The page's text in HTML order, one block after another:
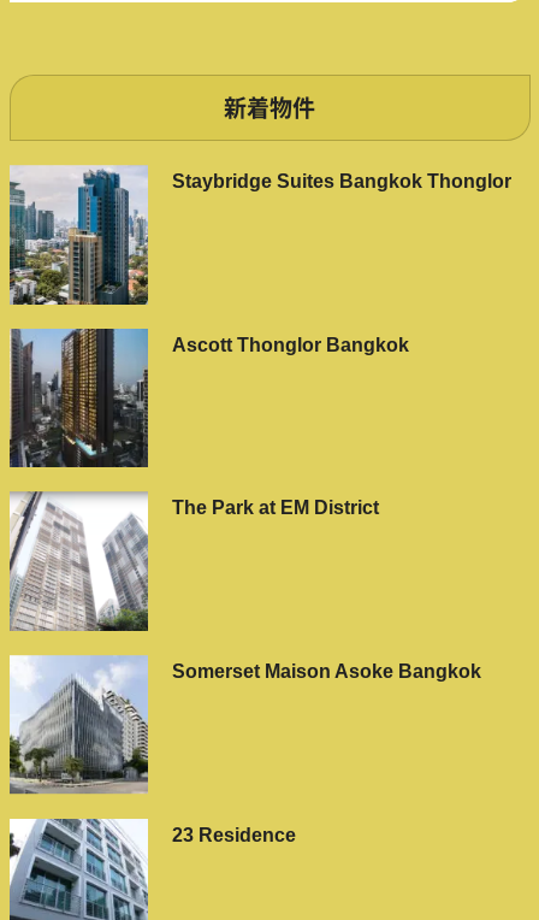
新着物件
Staybridge Suites Bangkok Thonglor
Ascott Thonglor Bangkok
The Park at EM District
Somerset Maison Asoke Bangkok
23 Residence